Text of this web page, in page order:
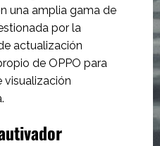
una amplia gama de
por la
actualización
de OPPO para
visualización